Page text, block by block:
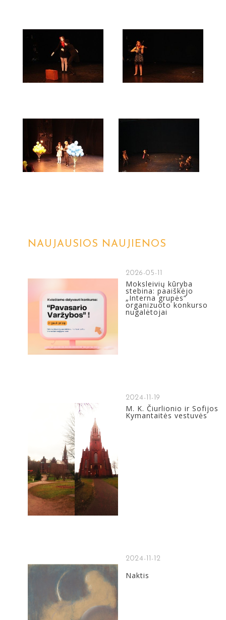
NAUJAUSIOS NAUJIENOS
2026-05-11
Moksleivių kūryba
stebina: paaiškėjo
„Interna grupės“
organizuoto konkurso
nugalėtojai
2024-11-19
M. K. Čiurlionio ir Sofijos
Kymantaitės vestuvės
2024-11-12
Naktis